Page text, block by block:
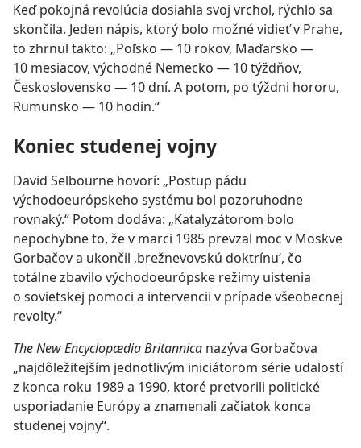
Keď pokojná revolúcia dosiahla svoj vrchol, rýchlo sa
skončila. Jeden nápis, ktorý bolo možné vidieť v Prahe,
to zhrnul takto: „Poľsko — 10 rokov, Maďarsko —
10 mesiacov, východné Nemecko — 10 týždňov,
Československo — 10 dní. A potom, po týždni hororu,
Rumunsko — 10 hodín.“
Koniec studenej vojny
David Selbourne hovorí: „Postup pádu
východoeurópskeho systému bol pozoruhodne
rovnaký.“ Potom dodáva: „Katalyzátorom bolo
nepochybne to, že v marci 1985 prevzal moc v Moskve
Gorbačov a ukončil ‚brežnevovskú doktrínu‘, čo
totálne zbavilo východoeurópske režimy uistenia
o sovietskej pomoci a intervencii v prípade všeobecnej
revolty.“
The New Encyclopædia Britannica nazýva Gorbačova
„najdôležitejším jednotlivým iniciátorom série udalostí
z konca roku 1989 a 1990, ktoré pretvorili politické
usporiadanie Európy a znamenali začiatok konca
studenej vojny“.